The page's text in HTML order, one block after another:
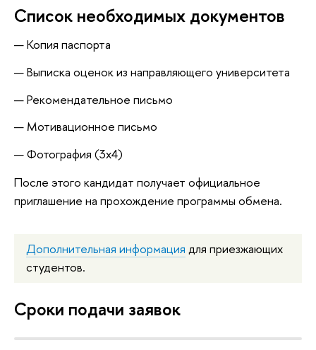
Список необходимых документов
Копия паспорта
Выписка оценок из направляющего университета
Рекомендательное письмо
Мотивационное письмо
Фотография (3x4)
После этого кандидат получает официальное
приглашение на прохождение программы обмена.
Дополнительная информация для приезжающих
студентов.
Сроки подачи заявок